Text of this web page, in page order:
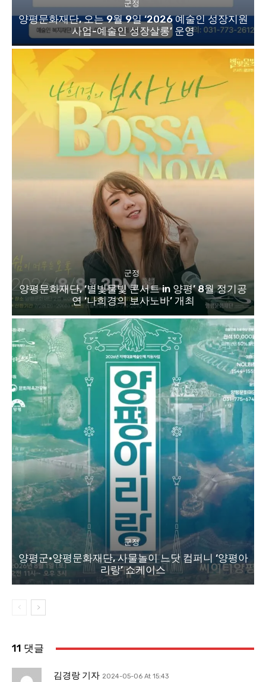
군정
양평문화재단, 오는 9월 9일 ‘2026 예술인 성장지원
사업-예술인 성장살롱’ 운영
군정
양평문화재단, ‘별빛물빛 콘서트 in 양평’ 8월 정기공
연 ‘나희경의 보사노바’ 개최
군정
양평군·양평문화재단, 사물놀이 느닷 컴퍼니 ‘양평아
리랑’ 쇼케이스
11 댓글
김경랑 기자 2024-05-06 At 15:43